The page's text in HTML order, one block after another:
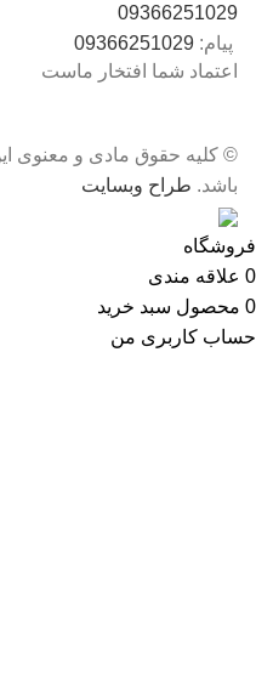
09366251029
پیام: 09366251029
اعتماد شما افتخار ماست
© کلیه حقوق مادی و معنوی
باشد. طراح وبسایت
فروشگاه
0 علاقه مندی
0 محصول سبد خرید
حساب کاربری من